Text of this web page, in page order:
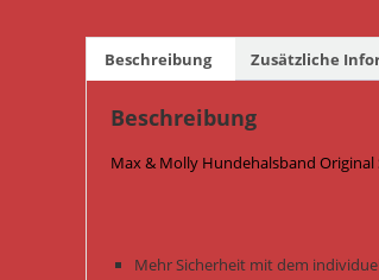
Beschreibung Zusätzliche
Beschreibung
Max & Molly Hundehalsband Original
Mehr Sicherheit mit dem